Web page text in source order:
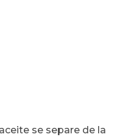
se separe de la